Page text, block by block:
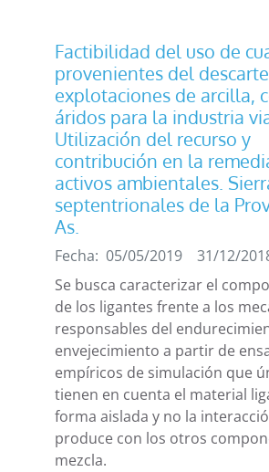
Factibilidad del uso de
provenientes del
explotaciones de arcilla,
áridos para la industria
Utilización del recurso y
contribución en la
activos ambientales.
septentrionales de la
As.
Fecha: 05/05/2019
31/12/
Se busca caracterizar el
de los ligantes frente a los
responsables del
envejecimiento a partir de
empíricos de simulación que
tienen en cuenta el material
forma aislada y no la
produce con los otros
mezcla.